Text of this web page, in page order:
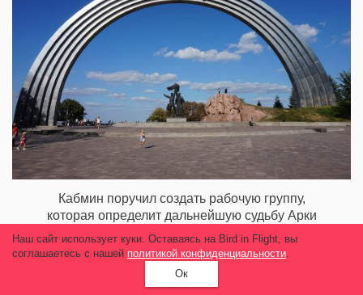
Кабмин поручил создать рабочую группу,
которая определит дальнейшую судьбу Арки
дружбы народов
9 787
Наш сайт использует куки. Оставаясь на Bird in Flight, вы
соглашаетесь с нашей политикой конфиденциальности.
Ок